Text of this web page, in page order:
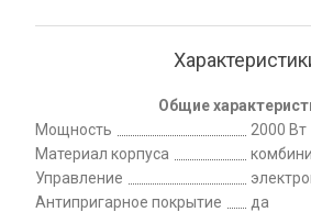
Общие
Мощность
2000 Вт
Материал корпуса
Управление
Антипригарное покрытие
да